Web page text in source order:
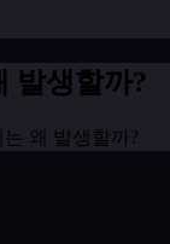
발생할까?
는 왜 발생할까?